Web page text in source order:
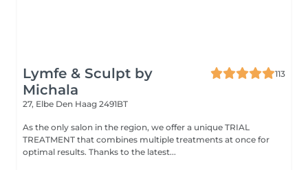
Lymfe & Sculpt by
Michala
113
27, Elbe Den Haag 2491BT
As the only salon in the region, we offer a unique TRIAL
TREATMENT that combines multiple treatments at once for
optimal results. Thanks to the latest...